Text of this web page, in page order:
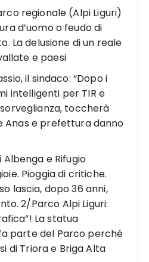
regionale (Alpi Liguri)
d’uomo o feudo di
La delusione di un reale
e paesi
il sindaco: “Dopo i
intelligenti per TIR e
toccherà
Anas e prefettura danno
Albenga e Rifugio
Pioggia di critiche.
lascia, dopo 36 anni,
2/Parco Alpi Liguri:
La statua
parte del Parco perché
di Triora e Briga Alta